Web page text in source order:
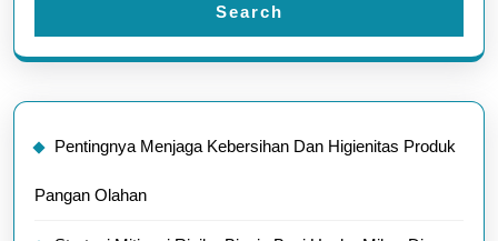
Search
Pentingnya Menjaga Kebersihan Dan Higienitas Produk
Pangan Olahan